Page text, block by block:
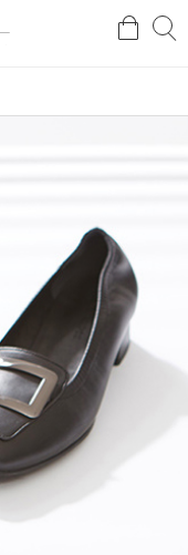
검